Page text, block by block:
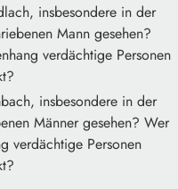
insbesondere in der
Mann gesehen?
verdächtige Personen
insbesondere in der
Männer gesehen? Wer
verdächtige Personen